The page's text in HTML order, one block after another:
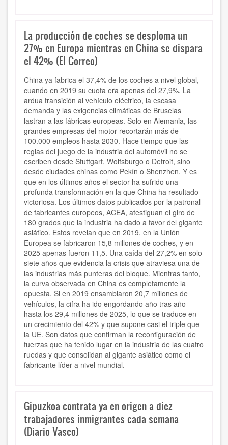
La producción de coches se desploma un
27% en Europa mientras en China se dispara
el 42% (El Correo)
China ya fabrica el 37,4% de los coches a nivel global,
cuando en 2019 su cuota era apenas del 27,9%. La
ardua transición al vehículo eléctrico, la escasa
demanda y las exigencias climáticas de Bruselas
lastran a las fábricas europeas. Solo en Alemania, las
grandes empresas del motor recortarán más de
100.000 empleos hasta 2030. Hace tiempo que las
reglas del juego de la industria del automóvil no se
escriben desde Stuttgart, Wolfsburgo o Detroit, sino
desde ciudades chinas como Pekín o Shenzhen. Y es
que en los últimos años el sector ha sufrido una
profunda transformación en la que China ha resultado
victoriosa. Los últimos datos publicados por la patronal
de fabricantes europeos, ACEA, atestiguan el giro de
180 grados que la industria ha dado a favor del gigante
asiático. Estos revelan que en 2019, en la Unión
Europea se fabricaron 15,8 millones de coches, y en
2025 apenas fueron 11,5. Una caída del 27,2% en solo
siete años que evidencia la crisis que atraviesa una de
las industrias más punteras del bloque. Mientras tanto,
la curva observada en China es completamente la
opuesta. Si en 2019 ensamblaron 20,7 millones de
vehículos, la cifra ha ido engordando año tras año
hasta los 29,4 millones de 2025, lo que se traduce en
un crecimiento del 42% y que supone casi el triple que
la UE. Son datos que confirman la reconfiguración de
fuerzas que ha tenido lugar en la industria de las cuatro
ruedas y que consolidan al gigante asiático como el
fabricante líder a nivel mundial.
Gipuzkoa contrata ya en origen a diez
trabajadores inmigrantes cada semana
(Diario Vasco)